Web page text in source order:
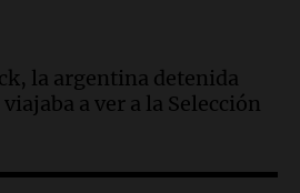
metros en Nueva Córdoba
del Tigo 7 CSH: el
la argentina detenida
a ver a la Selección